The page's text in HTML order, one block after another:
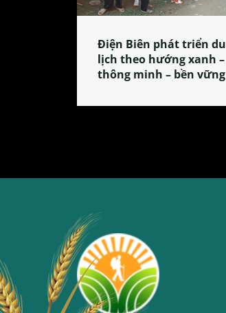
Điện Biên phát triển du
lịch theo hướng xanh –
thông minh – bền vững